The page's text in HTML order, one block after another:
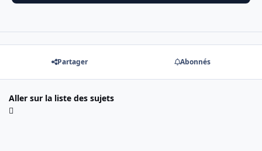
Partager Abonnés
Aller sur la liste des sujets